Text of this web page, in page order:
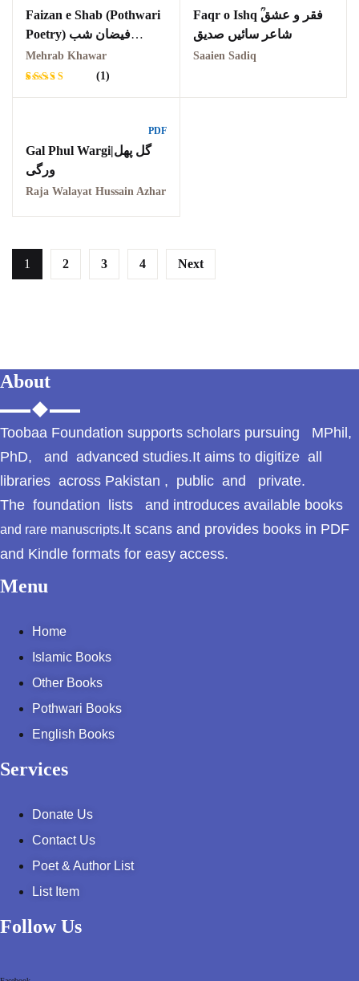
Faizan e Shab (Pothwari
Poetry) فیضان شب
محراب خاور
Mehrab Khawar
Rated
1
rating
(1)
Faqr o Ishq ؒفقر و عشق
شاعر سائیں صدیق
Saaien Sadiq
PDF
Gal Phul Wargi|گل پھل
ورگی
Raja Walayat Hussain Azhar
1 2 3 4 Next
Beyond
پوٹھوہاری ادب اور
ثقافت
پوٹھوہاری شعر
پوٹھوہاری ماہیے
پوٹھوہاری مشاہرہ
About
Toobaa Foundation supports scholars pursuing MPhil,
PhD, and advanced studies.It aims to digitize all
libraries across Pakistan , public and private.
The foundation lists and introduces available books
and rare manuscripts.It scans and provides books in PDF
and Kindle formats for easy access.
Menu
Home
Islamic Books
Other Books
Pothwari Books
English Books
Services
Donate Us
Contact Us
Poet & Author List
List Item
Follow Us